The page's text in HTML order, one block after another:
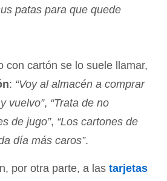
patas para que quede
con cartón se lo suele llamar,
: “Voy al almacén a comprar
vuelvo”, “Trata de no
de jugo”, “Los cartones de
día más caros”.
por otra parte, a las tarjetas